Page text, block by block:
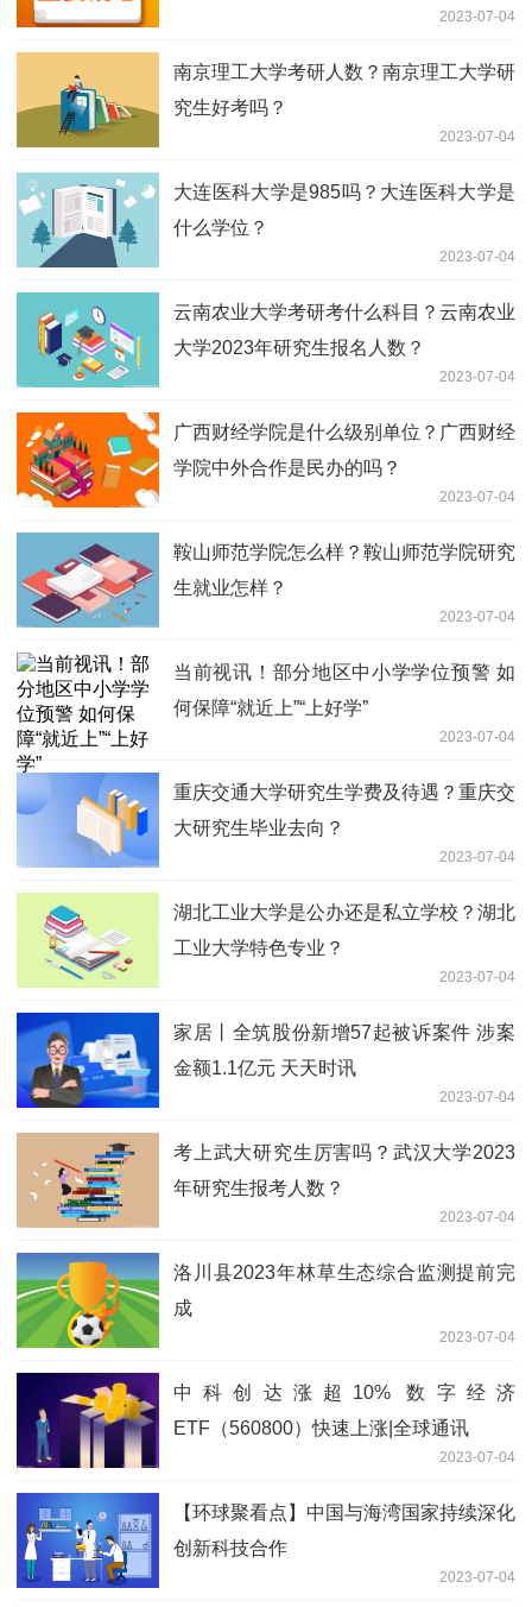
2023-07-04
南京理工大学考研人数？南京理工大学研
究生好考吗？
2023-07-04
大连医科大学是985吗？大连医科大学是
什么学位？
2023-07-04
云南农业大学考研考什么科目？云南农业
大学2023年研究生报名人数？
2023-07-04
广西财经学院是什么级别单位？广西财经
学院中外合作是民办的吗？
2023-07-04
鞍山师范学院怎么样？鞍山师范学院研究
生就业怎样？
2023-07-04
当前视讯！部分地区中小学学位预警 如
何保障“就近上”“上好学”
2023-07-04
重庆交通大学研究生学费及待遇？重庆交
大研究生毕业去向？
2023-07-04
湖北工业大学是公办还是私立学校？湖北
工业大学特色专业？
2023-07-04
家居丨全筑股份新增57起被诉案件 涉案
金额1.1亿元 天天时讯
2023-07-04
考上武大研究生厉害吗？武汉大学2023
年研究生报考人数？
2023-07-04
洛川县2023年林草生态综合监测提前完
成
2023-07-04
中科创达涨超10% 数字经济
ETF（560800）快速上涨|全球通讯
2023-07-04
【环球聚看点】中国与海湾国家持续深化
创新科技合作
2023-07-04